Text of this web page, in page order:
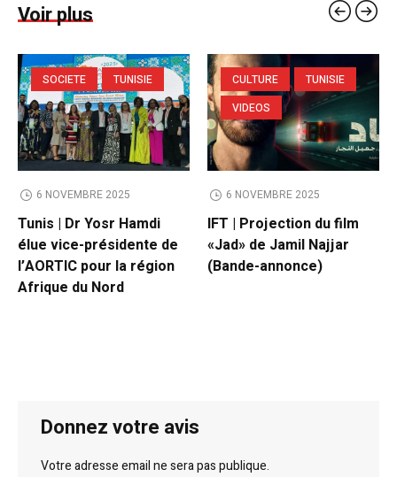
Voir plus
SOCIETE TUNISIE
6 NOVEMBRE 2025
Tunis | Dr Yosr Hamdi
élue vice-présidente de
l’AORTIC pour la région
Afrique du Nord
CULTURE
TUNISIE
VIDEOS
6 NOVEMBRE 2025
IFT | Projection du film
«Jad» de Jamil Najjar
(Bande-annonce)
Donnez votre avis
Votre adresse email ne sera pas publique.